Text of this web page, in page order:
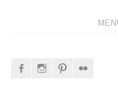
FacebookInstagram